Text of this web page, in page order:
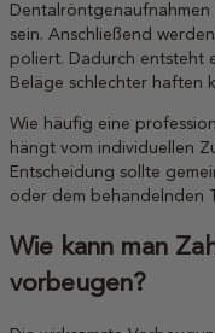
sein. Anschließend
poliert. Dadurch entsteht
Beläge schlechter haften
Wie häufig eine
hängt vom individuellen
Entscheidung sollte
oder dem behandelnden
Wie kann man
vorbeugen?